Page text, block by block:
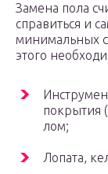
Замена пола
справиться и
минимальных
этого
покрытия
лом;
Лопата,